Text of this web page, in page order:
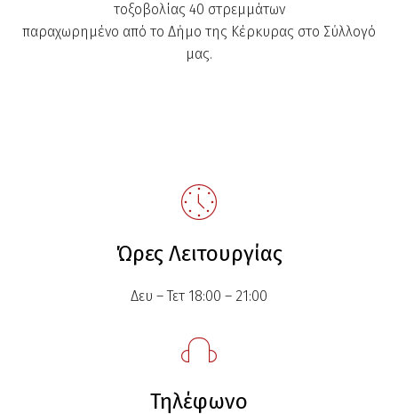
τοξοβολίας 40 στρεμμάτων
παραχωρημένο από το Δήμο της Κέρκυρας στο Σύλλογό
μας.
Ώρες Λειτουργίας
Δευ – Τετ 18:00 – 21:00
Τηλέφωνο